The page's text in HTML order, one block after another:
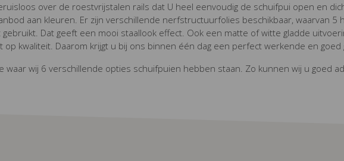
over de roestvrijstalen rails dat U heel eenvoudig de schuifpui open en
aan kleuren. Er zijn verschillende nerfstructuurfolies beschikbaar, waarvan
Dat geeft een mooi staallook effect. Ook een matte of witte gladde
op kwaliteit. Daarom krijgt u bij ons binnen één dag een perfect werkende en
waar wij 6 verschillende opties schuifpuien hebben staan. Zo kunnen wij u goed